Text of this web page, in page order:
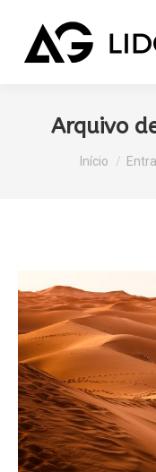
Arquivo
Você está
Início